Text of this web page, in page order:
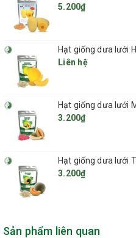
Carbohydrate
Vitamin C
Kali
5.200₫
Hạt giống dưa lưới
Liên hệ
Hạt giống dưa lưới
3.200₫
Hạt giống dưa lưới
3.200₫
Sản phẩm liên quan